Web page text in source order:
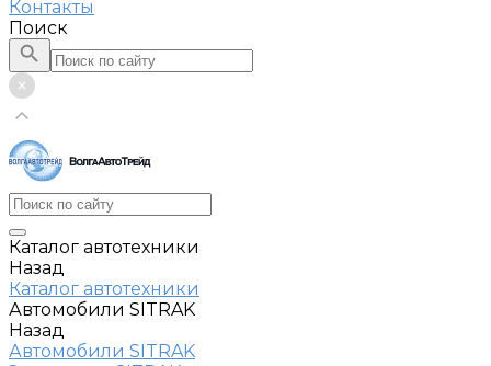
Контакты
Поиск
Каталог автотехники
Назад
Каталог автотехники
Автомобили SITRAK
Назад
Автомобили SITRAK